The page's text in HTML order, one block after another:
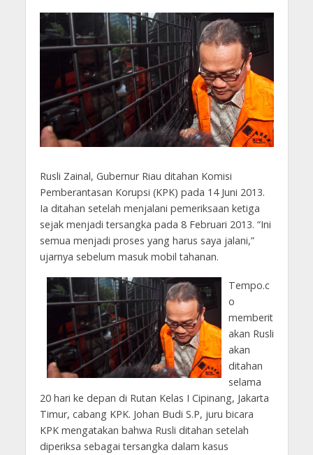
Rusli Zainal, Gubernur Riau ditahan Komisi
Pemberantasan Korupsi (KPK) pada 14 Juni 2013.
Ia ditahan setelah menjalani pemeriksaan ketiga
sejak menjadi tersangka pada 8 Februari 2013. “Ini
semua menjadi proses yang harus saya jalani,”
ujarnya sebelum masuk mobil tahanan.
Tempo.c
o
memberit
akan Rusli
akan
ditahan
selama
20 hari ke depan di Rutan Kelas I Cipinang, Jakarta
Timur, cabang KPK. Johan Budi S.P, juru bicara
KPK mengatakan bahwa Rusli ditahan setelah
diperiksa sebagai tersangka dalam kasus